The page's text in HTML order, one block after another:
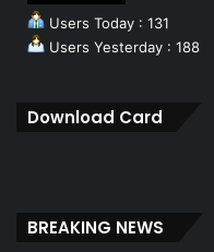
Users Today : 131
Users Yesterday : 188
Download Card
BREAKING NEWS